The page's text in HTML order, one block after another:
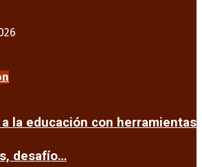
la educación con herramientas
desafío…